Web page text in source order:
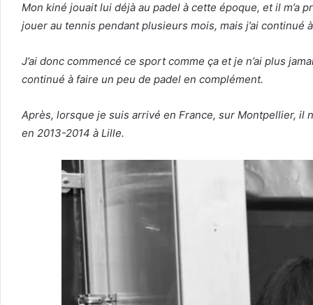
Mon kiné jouait lui déjà au padel à cette époque, et il m’a
jouer au tennis pendant plusieurs mois, mais j’ai continué
J’ai donc commencé ce sport comme ça et je n’ai plus
continué à faire un peu de padel en complément.
Après, lorsque je suis arrivé en France, sur Montpellier, il
en 2013-2014 à Lille.